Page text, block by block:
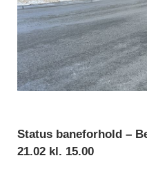
Status baneforhold –
21.02 kl. 15.00